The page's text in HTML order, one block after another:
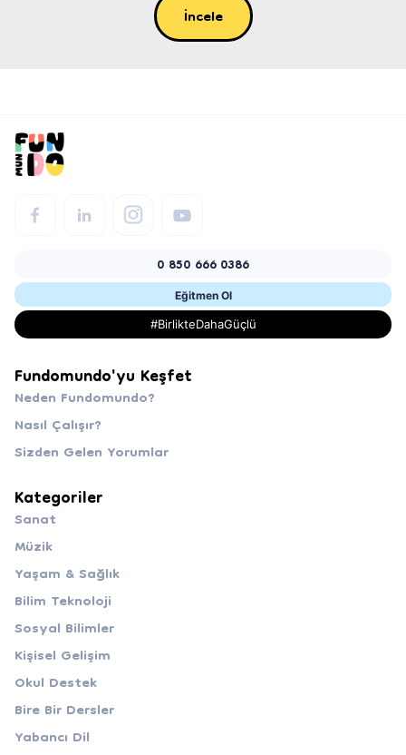
İncele
0 850 666 0386
Eğitmen Ol
#BirlikteDahaGüçlü
Fundomundo'yu Keşfet
Neden Fundomundo?
Nasıl Çalışır?
Sizden Gelen Yorumlar
Kategoriler
Sanat
Müzik
Yaşam & Sağlık
Bilim Teknoloji
Sosyal Bilimler
Kişisel Gelişim
Okul Destek
Bire Bir Dersler
Yabancı Dil